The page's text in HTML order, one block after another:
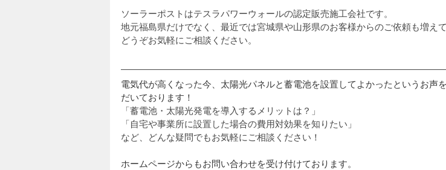
ソーラーポストはテスラパワーウォールの認定販売施工会社です。
地元福島県だけでなく、最近では宮城県や山形県のお客様からのご依頼も増え
どうぞお気軽にご相談ください。
電気代が高くなった今、太陽光パネルと蓄電池を設置してよかったというお声
だいております！
「蓄電池・太陽光発電を導入するメリットは？」
「自宅や事業所に設置した場合の費用対効果を知りたい」
など、どんな疑問でもお気軽にご相談ください！
ホームページからもお問い合わせを受け付けております。